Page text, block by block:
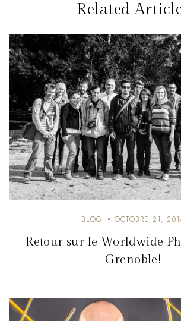
Related
BLOG OCTOBRE 21,
Retour sur le Worldwide
Grenoble!